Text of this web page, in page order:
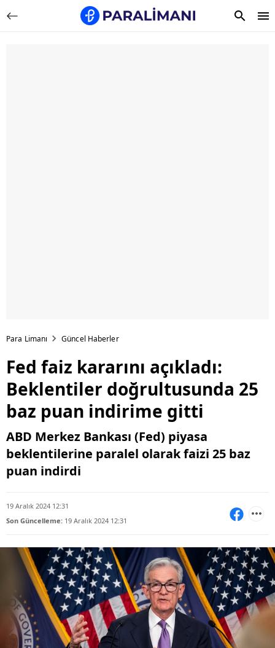
Para Limanı Güncel Haberler
Fed faiz kararını açıkladı:
Beklentiler doğrultusunda 25
baz puan indirime gitti
ABD Merkez Bankası (Fed) piyasa
beklentilerine paralel olarak faizi 25 baz
puan indirdi
19 Aralık 2024 12:31
Son Güncelleme: 19 Aralık 2024 12:31